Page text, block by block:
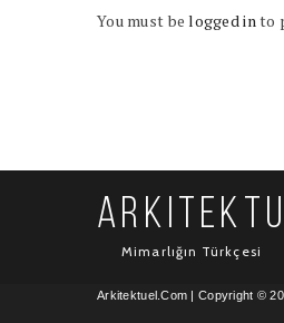
You must belogged into
Mimarlığın Türkçesi
Arkitektuel.Com | Copyright ©